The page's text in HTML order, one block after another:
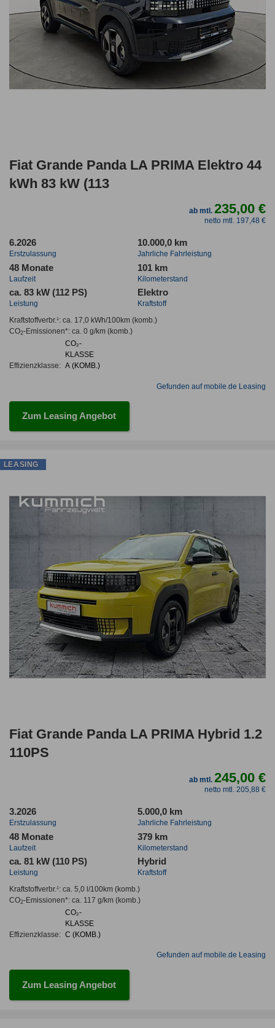
Fiat Grande Panda LA PRIMA Elektro 44
kWh 83 kW (113
ab mtl.235,00 €
netto mtl. 197,48 €
6.2026
Erstzulassung
10.000,0 km
Jahrliche Fahrleistung
48 Monate
Laufzeit
101 km
Kilometerstand
ca. 83 kW (112 PS)
Leistung
Elektro
Kraftstoff
Kraftstoffverbr.¹: ca. 17,0 kWh/100km(komb.)
CO2-Emissionen*: ca. 0 g/km(komb.)
Effizienzklasse:
CO₂-
KLASSE
A (KOMB.)
Gefunden auf mobile.de Leasing
Zum Leasing Angebot
Fiat Grande Panda LA PRIMA Hybrid 1.2
110PS
ab mtl.245,00 €
netto mtl. 205,88 €
3.2026
Erstzulassung
5.000,0 km
Jahrliche Fahrleistung
48 Monate
Laufzeit
379 km
Kilometerstand
ca. 81 kW (110 PS)
Leistung
Hybrid
Kraftstoff
Kraftstoffverbr.¹: ca. 5,0 l/100km(komb.)
CO2-Emissionen*: ca. 117 g/km(komb.)
Effizienzklasse:
CO₂-
KLASSE
C (KOMB.)
Gefunden auf mobile.de Leasing
Zum Leasing Angebot
LEASING